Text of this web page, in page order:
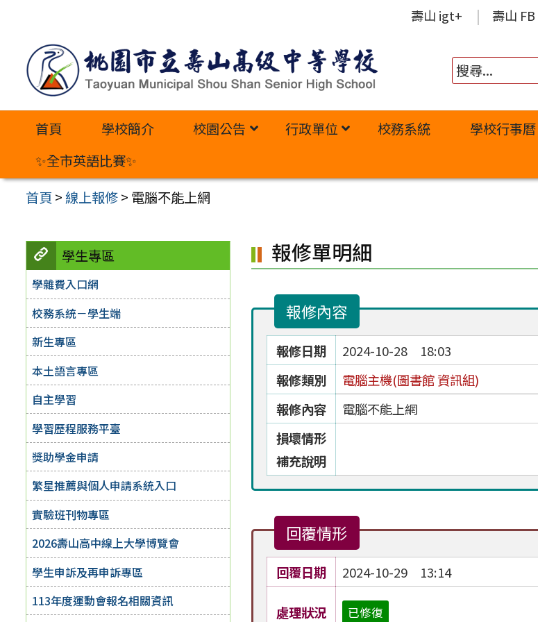
內
壽山 igt+ 壽山 FB
首頁 學校簡介 校園公告 行政單位 校務系統 學校行事曆
✨全市英語比賽✨
首頁 >線上報修> 電腦不能上網
學生專區
學雜費入口網
校務系統－學生端
新生專區
本土語言專區
自主學習
學習歷程服務平臺
獎助學金申請
繁星推薦與個人申請系統入口
實驗班刊物專區
2026壽山高中線上大學博覽會
學生申訴及再申訴專區
113年度運動會報名相關資訊
報修單明細
報修內容
報修日期 2024-10-28 18:03
報修類別
電腦主機(圖書館 資訊組)
報修內容
電腦不能上網
損壞情形
補充說明
回覆情形
回覆日期 2024-10-29 13:14
處理狀況 已修復